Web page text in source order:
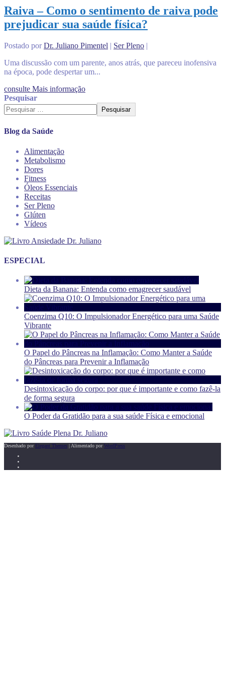
Raiva – Como o sentimento de raiva pode
prejudicar sua saúde física?
Postado porDr. Juliano Pimentel | Ser Pleno |
Uma discussão com um parente, anos atrás, que pareceu inofensiva
na época, pode despertar um...
consulte Mais informação
Pesquisar
Pesquisar
Blog da Saúde
Alimentação
Metabolismo
Dores
Fitness
Óleos Essenciais
Receitas
Ser Pleno
Glúten
Vídeos
ESPECIAL
Dieta da Banana: Entenda como emagrecer saudável
Coenzima Q10: O Impulsionador Energético para uma Saúde
Vibrante
O Papel do Pâncreas na Inflamação: Como Manter a Saúde
do Pâncreas para Prevenir a Inflamação
Desintoxicação do corpo: por que é importante e como fazê-la
de forma segura
O Poder da Gratidão para a sua saúde Física e emocional
Desenhado por Elegant Themes | Alimentado porWordPress